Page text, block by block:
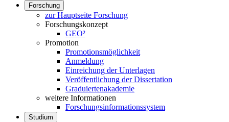
Forschung
zur Hauptseite Forschung
Forschungskonzept
GEO²
Promotion
Promotionsmöglichkeit
Anmeldung
Einreichung der Unterlagen
Veröffentlichung der Dissertation
Graduiertenakademie
weitere Informationen
Forschungsinformationssystem
Studium